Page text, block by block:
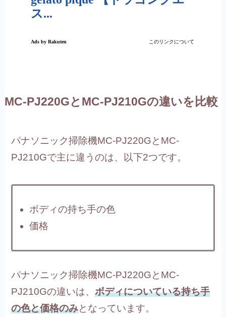
MC-PJ220GとMC-PJ210Gの違いを比較
パナソニック掃除機MC-PJ220GとMC-
PJ210Gで主に違うのは、以下2つです。
ボディの持ち手の色
価格
パナソニック掃除機MC-PJ220GとMC-
PJ210Gの違いは、ボディについている持ち手
の色と価格のみとなっています。